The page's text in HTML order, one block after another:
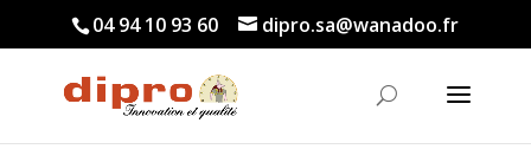
04 94 10 93 60 dipro.sa@wanadoo.fr